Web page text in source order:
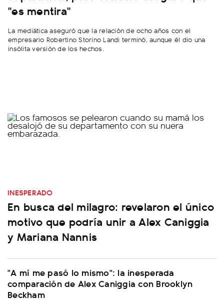
"es mentira"
La mediática aseguró que la relación de ocho años con el
empresario Robertino Storino Landi terminó, aunque él dio una
insólita versión de los hechos.
INESPERADO
En busca del milagro: revelaron el único
motivo que podría unir a Alex Caniggia
y Mariana Nannis
"A mí me pasó lo mismo": la inesperada
comparación de Alex Caniggia con Brooklyn
Beckham